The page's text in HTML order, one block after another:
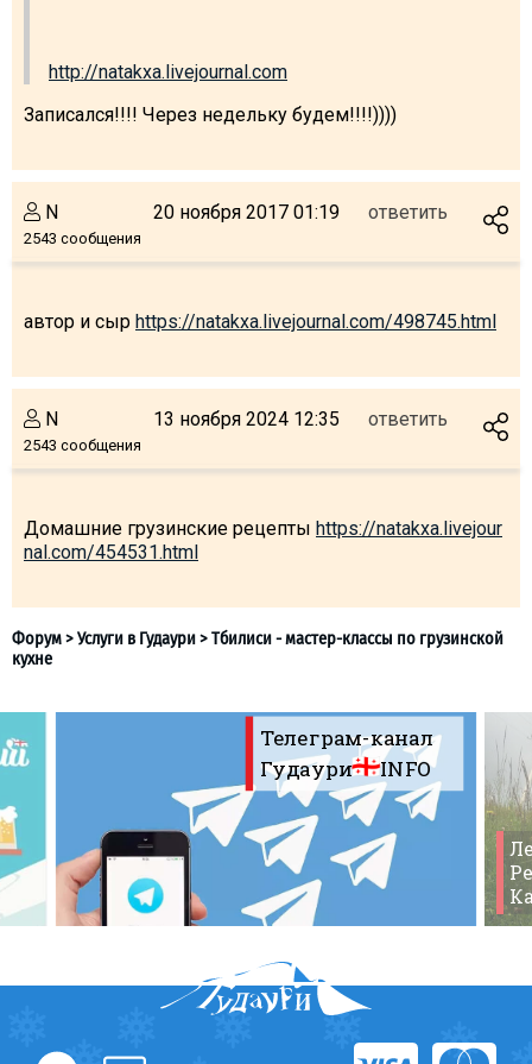
http://natakxa.livejournal.com
Записался!!!! Через недельку будем!!!!))))
N
2543 сообщения
20 ноября 2017 01:19 ответить
автор и сыр https://natakxa.livejournal.com/498745.html
N
2543 сообщения
13 ноября 2024 12:35 ответить
Домашние грузинские рецепты https://natakxa.livejour
nal.com/454531.html
Телеграм-канал
Гудаури
INFO